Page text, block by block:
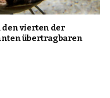
den vierten der
übertragbaren